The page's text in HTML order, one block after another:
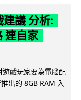
議 分析:
連自家
戲玩家要為電腦配
出的 8GB RAM 入